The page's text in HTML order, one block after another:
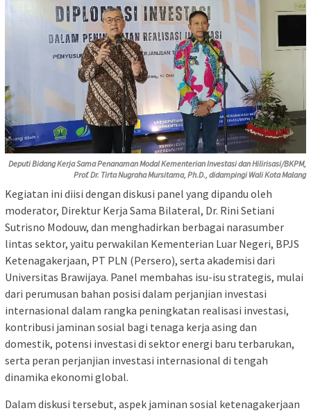
Deputi Bidang Kerja Sama Penanaman Modal Kementerian Investasi dan Hilirisasi/BKPM,
Prof. Dr. Tirta Nugraha Mursitama, Ph.D., didampingi Wali Kota Malang
Kegiatan ini diisi dengan diskusi panel yang dipandu oleh
moderator, Direktur Kerja Sama Bilateral, Dr. Rini Setiani
Sutrisno Modouw, dan menghadirkan berbagai narasumber
lintas sektor, yaitu perwakilan Kementerian Luar Negeri, BPJS
Ketenagakerjaan, PT PLN (Persero), serta akademisi dari
Universitas Brawijaya. Panel membahas isu-isu strategis, mulai
dari perumusan bahan posisi dalam perjanjian investasi
internasional dalam rangka peningkatan realisasi investasi,
kontribusi jaminan sosial bagi tenaga kerja asing dan
domestik, potensi investasi di sektor energi baru terbarukan,
serta peran perjanjian investasi internasional di tengah
dinamika ekonomi global.
Dalam diskusi tersebut, aspek jaminan sosial ketenagakerjaan